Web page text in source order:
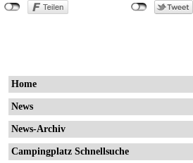
Home
News
News-Archiv
Campingplatz Schnellsuche